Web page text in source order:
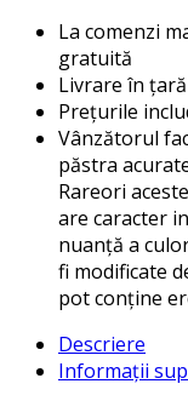
La comenzi
gratuită
Livrare în
Prețurile
Vânzătorul
păstra
Rareori
are caracter
nuanță a
fi modificate
pot conține
Descriere
Informații